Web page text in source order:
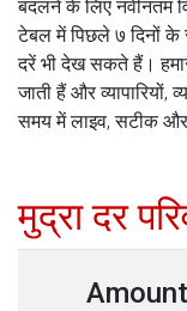
बदलने के लिए नवीनतम
टेबल में पिछले ७ दिनों के
दरें भी देख सकते हैं।
जाती हैं और व्यापारियों,
समय में लाइव, सटीक और
मुद्रा दर